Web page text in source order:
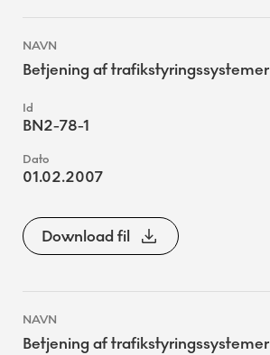
Betjening af trafikstyringssystemer
BN2-78-1
01.02.2007
Download fil
Betjening af trafikstyringssystemer